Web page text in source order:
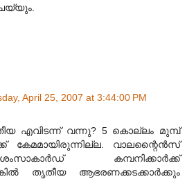
April 25, 2007 at 3:44:00 PM
എവിടന്ന് വന്നു? 5 കൊല്ലം മുമ്പ്
കേമമായിരുന്നില്ല. വാലന്റൈന്‍സ്
കമ്പനിക്കാര്‍ക്ക്
തൃതീയ ആഭരണക്കടക്കാര്‍ക്കും